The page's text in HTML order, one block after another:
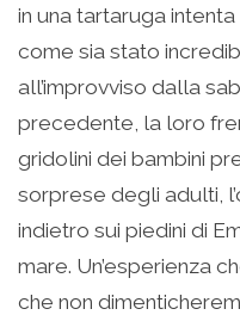
in una tartaruga
come sia stato
all’improvviso dalla
precedente, la loro
gridolini dei bambini
sorprese degli adulti,
indietro sui piedini di
mare. Un’esperienza
che non